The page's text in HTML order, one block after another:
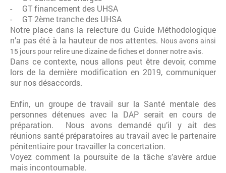
- GT financement des UHSA
- GT 2ème tranche des UHSA
Notre place dans la relecture du Guide Méthodologique
n’a pas été à la hauteur de nos attentes. Nous avons ainsi
15 jours pour relire une dizaine de fiches et donner notre avis.
Dans ce contexte, nous allons peut être devoir, comme
lors de la dernière modification en 2019, communiquer
sur nos désaccords.
Enfin, un groupe de travail sur la Santé mentale des
personnes détenues avec la DAP serait en cours de
préparation. Nous avons demandé qu’il y ait des
réunions santé préparatoires au travail avec le partenaire
pénitentiaire pour travailler la concertation.
Voyez comment la poursuite de la tâche s’avère ardue
mais incontournable.